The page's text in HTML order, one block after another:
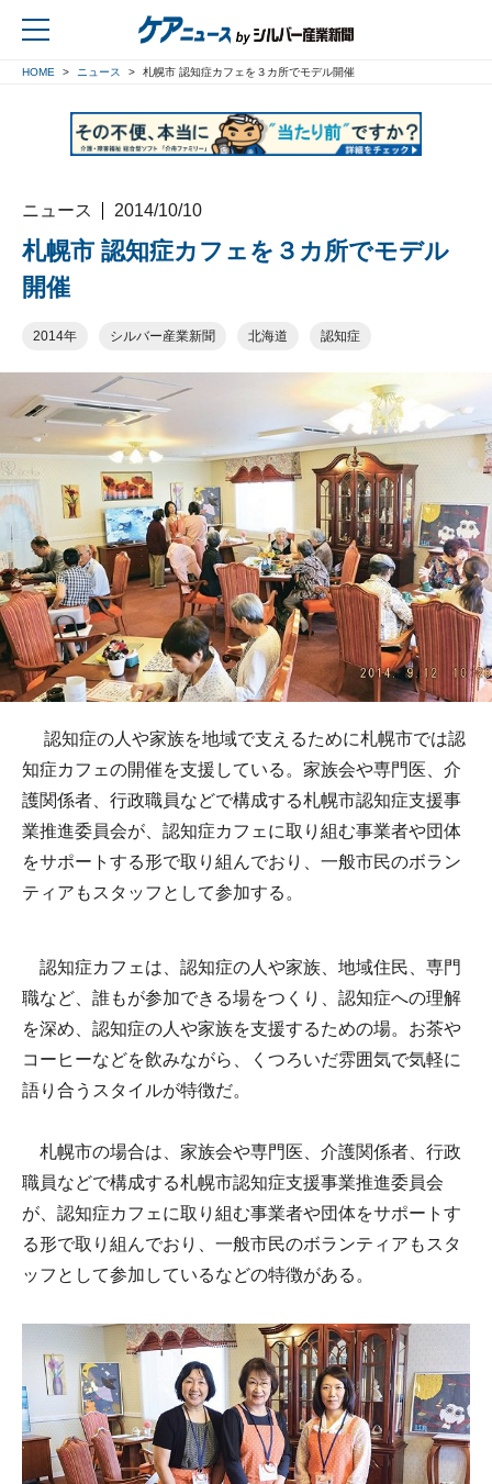
HOME ニュース 札幌市 認知症カフェを３カ所でモデル開催
ニュース 2014/10/10
札幌市 認知症カフェを３カ所でモデル
開催
2014年 シルバー産業新聞 北海道 認知症
認知症の人や家族を地域で支えるために札幌市では認
知症カフェの開催を支援している。家族会や専門医、介
護関係者、行政職員などで構成する札幌市認知症支援事
業推進委員会が、認知症カフェに取り組む事業者や団体
をサポートする形で取り組んでおり、一般市民のボラン
ティアもスタッフとして参加する。
認知症カフェは、認知症の人や家族、地域住民、専門
職など、誰もが参加できる場をつくり、認知症への理解
を深め、認知症の人や家族を支援するための場。お茶や
コーヒーなどを飲みながら、くつろいだ雰囲気で気軽に
語り合うスタイルが特徴だ。
札幌市の場合は、家族会や専門医、介護関係者、行政
職員などで構成する札幌市認知症支援事業推進委員会
が、認知症カフェに取り組む事業者や団体をサポートす
る形で取り組んでおり、一般市民のボランティアもスタ
ッフとして参加しているなどの特徴がある。